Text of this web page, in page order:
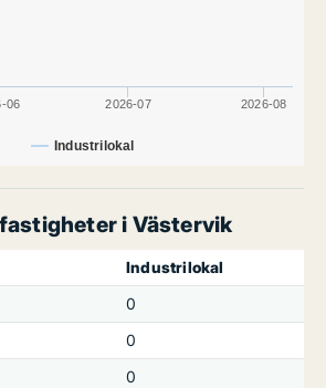
Industrilokal
06 2026-07 2026-08
i Västervik
Industrilokal
0
0
0